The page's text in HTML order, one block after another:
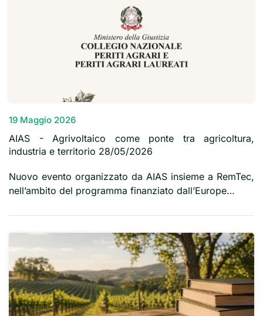
19 Maggio 2026
AIAS - Agrivoltaico come ponte tra agricoltura,
industria e territorio 28/05/2026
Nuovo evento organizzato da AIAS insieme a RemTec,
nell’ambito del programma finanziato dall’Europe…